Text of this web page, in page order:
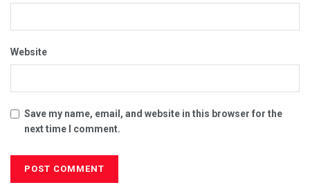
Website
Save my name, email, and website in this browser for the
next time I comment.